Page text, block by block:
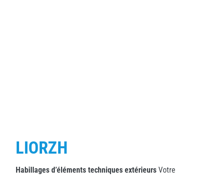
LIORZH
Habillages d’éléments techniques extérieurs Votre